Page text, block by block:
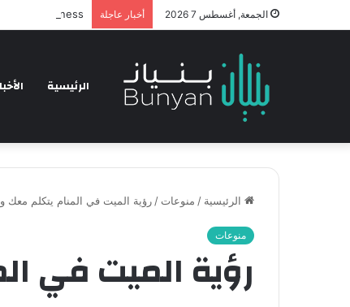
الجمعة, أغسطس 7 2026 أخبار عاجلة and Business
الرئيسية
الرئيسية / منوعات / رؤية الميت في المنام يتكلم معك
منوعات
رؤية الميت في